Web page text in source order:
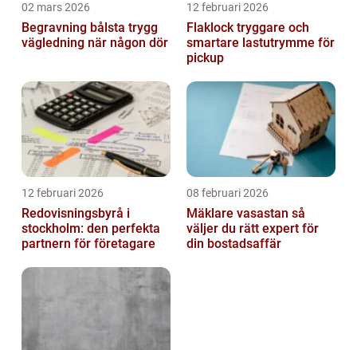
02 mars 2026
Begravning bålsta trygg
vägledning när någon dör
12 februari 2026
Flaklock tryggare och
smartare lastutrymme för
pickup
12 februari 2026
Redovisningsbyrå i
stockholm: den perfekta
partnern för företagare
08 februari 2026
Mäklare vasastan så
väljer du rätt expert för
din bostadsaffär